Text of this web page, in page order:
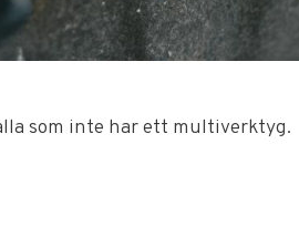
som inte har ett multiverktyg.